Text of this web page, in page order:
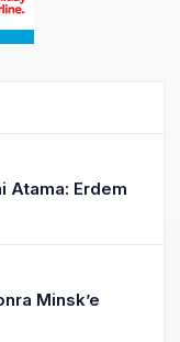
Atama: Erdem
Minsk’e